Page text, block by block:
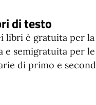
di testo
libri è gratuita per la
e semigratuita per le
di primo e